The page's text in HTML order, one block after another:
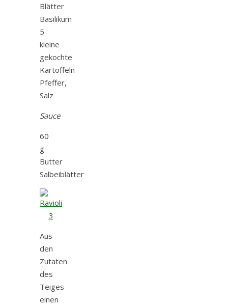
Blätter
Basilikum
5
kleine
gekochte
Kartoffeln
Pfeffer,
Salz
Sauce
60
g
Butter
Salbeiblätter
Aus
den
Zutaten
des
Teiges
einen